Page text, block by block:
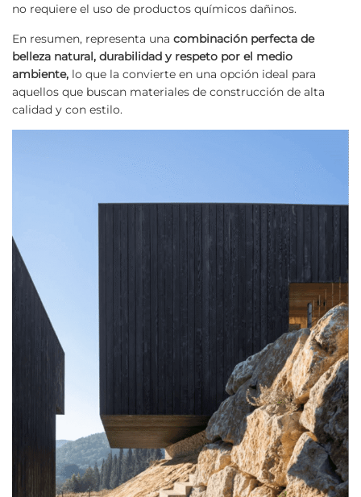
no requiere el uso de productos químicos dañinos.
En resumen, representa una combinación perfecta de
belleza natural, durabilidad y respeto por el medio
ambiente, lo que la convierte en una opción ideal para
aquellos que buscan materiales de construcción de alta
calidad y con estilo.